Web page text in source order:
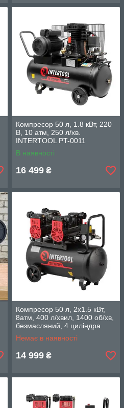
Компресор 50 л, 1.8 кВт, 220
В, 10 aтм, 250 л/хв.
INTERTOOL PT-0011
В наявності
16 499 ₴
Компресор 50 л, 2х1.5 кВт,
8aтм, 400 л/хвил, 1400 об/хв,
безмасляний, 4 циліндра
INTERTOOL PT-0037
Немає в наявності
14 999 ₴